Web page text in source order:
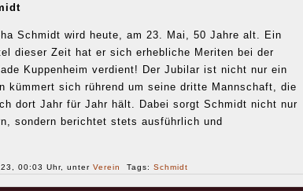
Schmidt wird heute, am 23. Mai, 50 Jahre alt. Ein
dieser Zeit hat er sich erhebliche Meriten bei der
Kuppenheim verdient! Der Jubilar ist nicht nur ein
kümmert sich rührend um seine dritte Mannschaft, die
dort Jahr für Jahr hält. Dabei sorgt Schmidt nicht nur
sondern berichtet stets ausführlich und
00:03 Uhr, unter Verein Tags: Schmidt